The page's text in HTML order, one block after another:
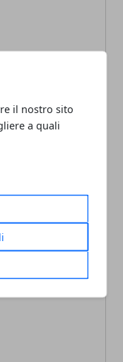
il nostro sito
a quali
di attualità, casa e
le ultime novità.